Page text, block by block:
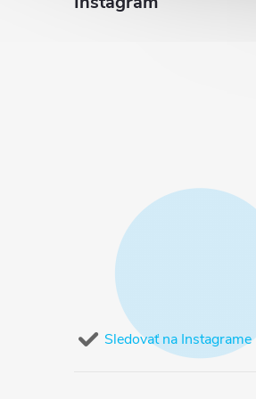
Sledovať na Instagrame